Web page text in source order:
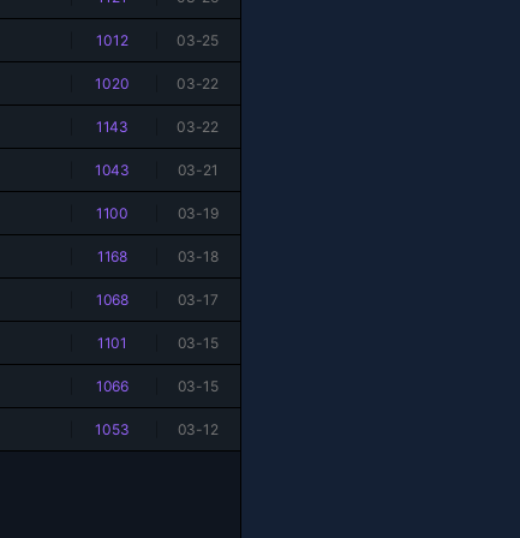
1012 03-25
1020 03-22
1143 03-22
1043 03-21
1100 03-19
1168 03-18
1068 03-17
1101 03-15
1066 03-15
1053 03-12